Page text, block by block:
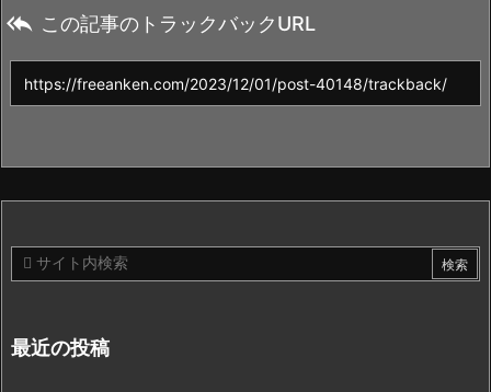
 この記事のトラックバックURL
最近の投稿